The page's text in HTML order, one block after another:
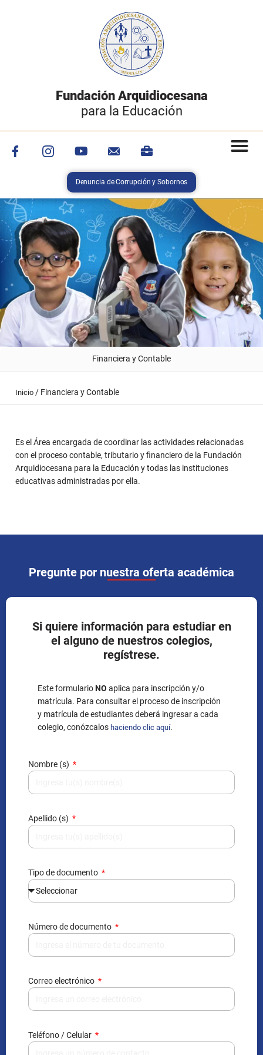
Fundación Arquidiocesana
para la Educación
Denuncia de Corrupción y Sobornos
Financiera y Contable
Inicio / Financiera y Contable
Es el Área encargada de coordinar las actividades relacionadas
con el proceso contable, tributario y financiero de la Fundación
Arquidiocesana para la Educación y todas las instituciones
educativas administradas por ella.
Pregunte por nuestra oferta académica
Si quiere información para estudiar en
el alguno de nuestros colegios,
regístrese.
Este formularioNO aplica para inscripción y/o
matrícula. Para consultar el proceso de inscripción
y matrícula de estudiantes deberá ingresar a cada
colegio, conózcalos haciendo clic aquí.
Nombre (s)
Apellido (s)
Tipo de documento
Número de documento
Correo electrónico
Teléfono / Celular